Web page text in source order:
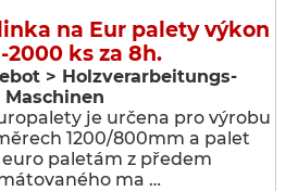
na Eur palety výkon
2000 ks za 8h.
> Holzverarbeitungs-
Maschinen
je určena pro výrobu
1200/800mm a palet
paletám z předem
ma …